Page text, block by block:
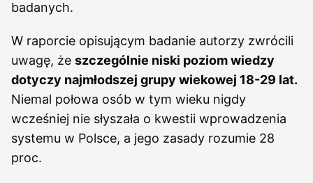
badanych.
W raporcie opisującym badanie autorzy zwrócili
uwagę, że szczególnie niski poziom wiedzy
dotyczy najmłodszej grupy wiekowej 18-29 lat.
Niemal połowa osób w tym wieku nigdy
wcześniej nie słyszała o kwestii wprowadzenia
systemu w Polsce, a jego zasady rozumie 28
proc.